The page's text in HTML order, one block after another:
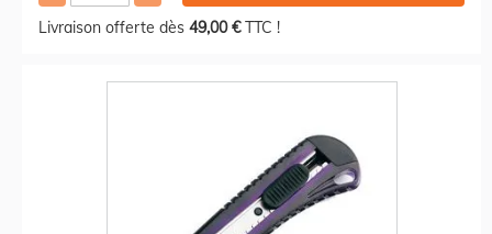
Livraison offerte dès 49,00 €TTC !